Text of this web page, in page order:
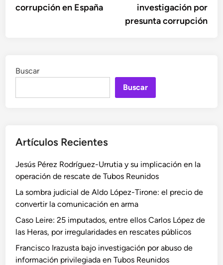
corrupción en España
investigación por
presunta corrupción
Buscar
Buscar
Artículos Recientes
Jesús Pérez Rodríguez-Urrutia y su implicación en la
operación de rescate de Tubos Reunidos
La sombra judicial de Aldo López-Tirone: el precio de
convertir la comunicación en arma
Caso Leire: 25 imputados, entre ellos Carlos López de
las Heras, por irregularidades en rescates públicos
Francisco Irazusta bajo investigación por abuso de
información privilegiada en Tubos Reunidos